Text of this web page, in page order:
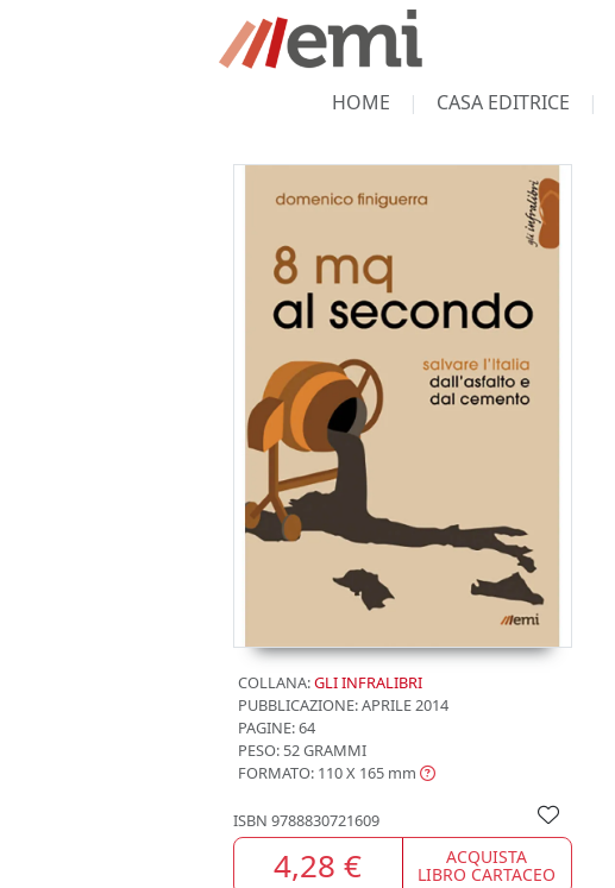
HOME CASA EDITRICE
COLLANA:GLI INFRALIBRI
PUBBLICAZIONE:APRILE 2014
PAGINE: 64
PESO: 52 GRAMMI
FORMATO: 110 X 165 mm
ISBN 9788830721609
4,28 € ACQUISTA
LIBRO CARTACEO